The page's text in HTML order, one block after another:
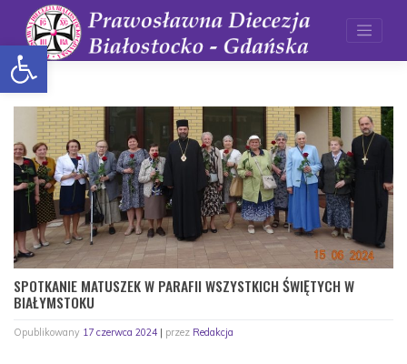
Otwórz pasek narzędzi
content
SPOTKANIE MATUSZEK W PARAFII WSZYSTKICH ŚWIĘTYCH W
BIAŁYMSTOKU
Opublikowany 17 czerwca 2024 | przez Redakcja